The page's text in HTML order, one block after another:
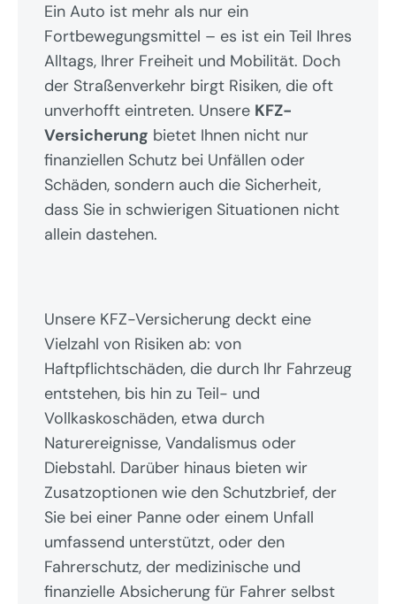
Ein Auto ist mehr als nur ein
Fortbewegungsmittel – es ist ein Teil Ihres
Alltags, Ihrer Freiheit und Mobilität. Doch
der Straßenverkehr birgt Risiken, die oft
unverhofft eintreten. Unsere KFZ-
Versicherung bietet Ihnen nicht nur
finanziellen Schutz bei Unfällen oder
Schäden, sondern auch die Sicherheit,
dass Sie in schwierigen Situationen nicht
allein dastehen.
Unsere KFZ-Versicherung deckt eine
Vielzahl von Risiken ab: von
Haftpflichtschäden, die durch Ihr Fahrzeug
entstehen, bis hin zu Teil- und
Vollkaskoschäden, etwa durch
Naturereignisse, Vandalismus oder
Diebstahl. Darüber hinaus bieten wir
Zusatzoptionen wie den Schutzbrief, der
Sie bei einer Panne oder einem Unfall
umfassend unterstützt, oder den
Fahrerschutz, der medizinische und
finanzielle Absicherung für Fahrer selbst